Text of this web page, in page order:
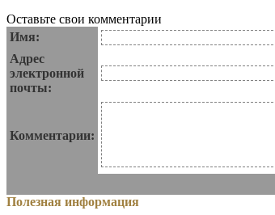
Оставьте свои комментарии
Имя:
Адрес
электронной
почты:
Комментарии:
Полезная информация